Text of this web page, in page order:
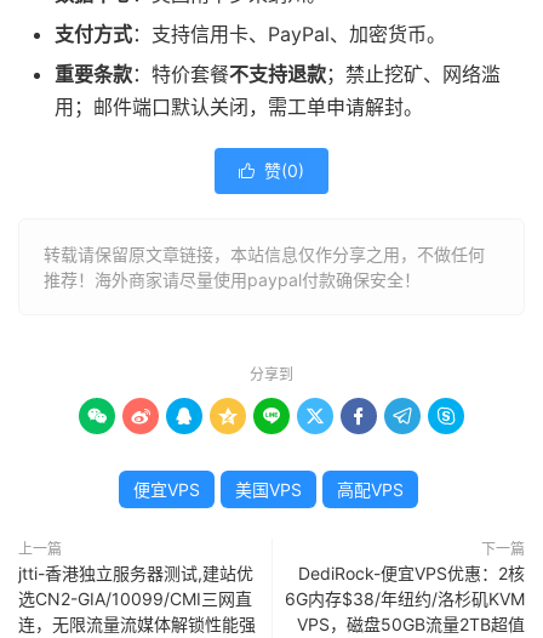
支付方式：支持信用卡、PayPal、加密货币。
重要条款：特价套餐不支持退款；禁止挖矿、网络滥
用；邮件端口默认关闭，需工单申请解封。
 赞(0)
转载请保留原文章链接，本站信息仅作分享之用，不做任何
推荐！海外商家请尽量使用paypal付款确保安全！
分享到
        
便宜VPS 美国VPS 高配VPS
上一篇
jtti-香港独立服务器测试,建站优
选CN2-GIA/10099/CMI三网直
连，无限流量流媒体解锁性能强
下一篇
DediRock-便宜VPS优惠：2核
6G内存$38/年纽约/洛杉矶KVM
VPS，磁盘50GB流量2TB超值